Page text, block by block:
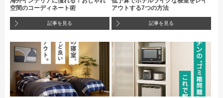
空間のコーディネート術
記事を見る
アウトする7つの方法
記事を見る